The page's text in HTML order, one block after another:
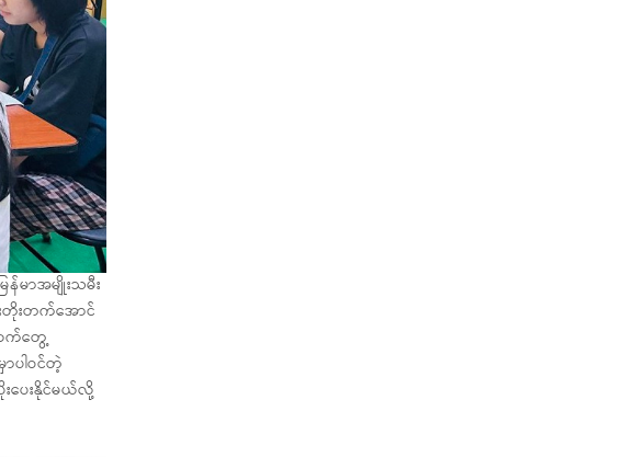
န်မာအမျိုးသမီး
တိုးတက်အောင်
လက်တွေ့
ပါဝင်တဲ့
ပေးနိုင်မယ်လို့